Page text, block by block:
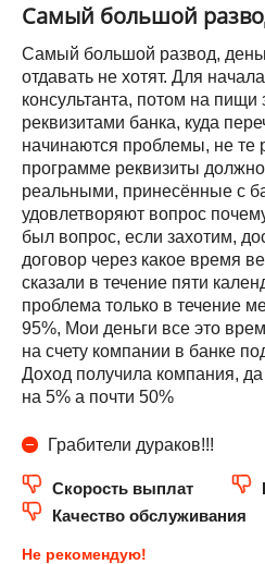
Самый большой
Самый большой развод,
отдавать не хотят. Для
консультанта, потом на пищи
реквизитами банка, куда
начинаются проблемы, не те
программе реквизиты
реальными, принесённые с
удовлетворяют вопрос
был вопрос, если захотим,
договор через какое время
сказали в течение пяти
проблема только в течение
95%, Мои деньги все это
на счету компании в банке
Доход получила компания,
на 5% а почти 50%
Грабители дураков!!!
Скорость выплат
Качество обслуживания
Не рекомендую!